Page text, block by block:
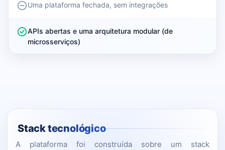
Uma plataforma fechada, sem integrações
APIs abertas e uma arquitetura modular (de
microsserviços)
Stack tecnológico
A plataforma foi construída sobre um stack